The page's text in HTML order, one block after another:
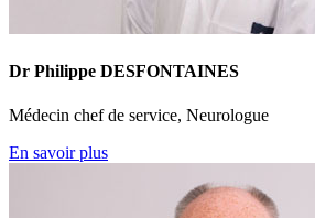
Dr Philippe DESFONTAINES
Médecin chef de service, Neurologue
En savoir plus